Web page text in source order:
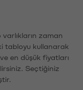
zaman
tabloyu kullanarak
en düşük fiyatları
Seçtiğiniz